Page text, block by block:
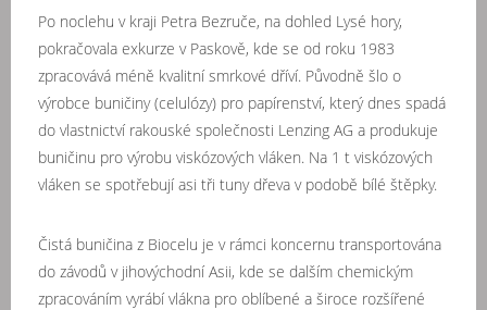
Po noclehu v kraji Petra Bezruče, na dohled Lysé hory,
pokračovala exkurze v Paskově, kde se od roku 1983
zpracovává méně kvalitní smrkové dříví. Původně šlo o
výrobce buničiny (celulózy) pro papírenství, který dnes spadá
do vlastnictví rakouské společnosti Lenzing AG a produkuje
buničinu pro výrobu viskózových vláken. Na 1 t viskózových
vláken se spotřebují asi tři tuny dřeva v podobě bílé štěpky.
Čistá buničina z Biocelu je v rámci koncernu transportována
do závodů v jihovýchodní Asii, kde se dalším chemickým
zpracováním vyrábí vlákna pro oblíbené a široce rozšířené